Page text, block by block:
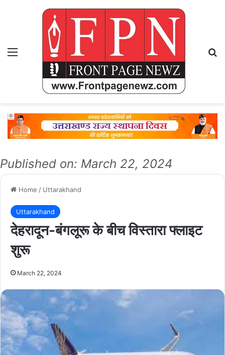
Menu
Published on: March 22, 2024
Home / Uttarakhand
Uttarakhand
देहरादून-बंगलूरू के बीच विस्तारा फ्लाइट
शुरू
March 22, 2024